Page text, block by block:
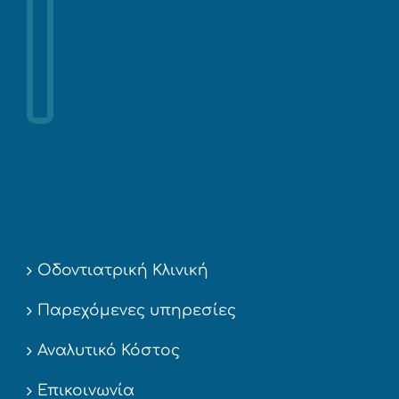
Οδοντιατρική Κλινική
Παρεχόμενες υπηρεσίες
Αναλυτικό Κόστος
Επικοινωνία